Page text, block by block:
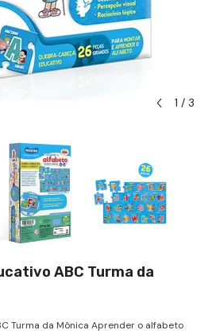
1 / 3
ABC Turma da
Turma da Mônica Aprender o alfabeto